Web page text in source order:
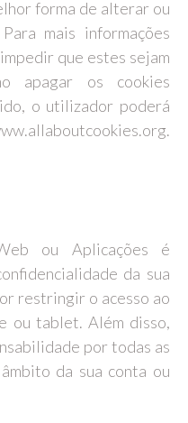
forma de alterar ou
mais informações
que estes sejam
apagar os cookies
o utilizador poderá
ou Aplicações é
da sua
restringir o acesso ao
ou tablet. Além disso,
por todas as
da sua conta ou